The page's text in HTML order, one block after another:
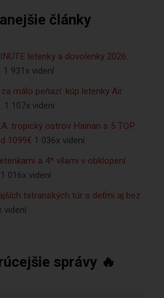
články
letenky a dovolenky 2026:
1 931x videní
málo peňazí: kúp letenky Air
1 107x videní
tropický ostrov Hainan s 5 TOP
1099€ 1 036x videní
a 4* vilami v obklopení
1 016x videní
tatranských túr s deťmi aj bez
videní
správy 🔥